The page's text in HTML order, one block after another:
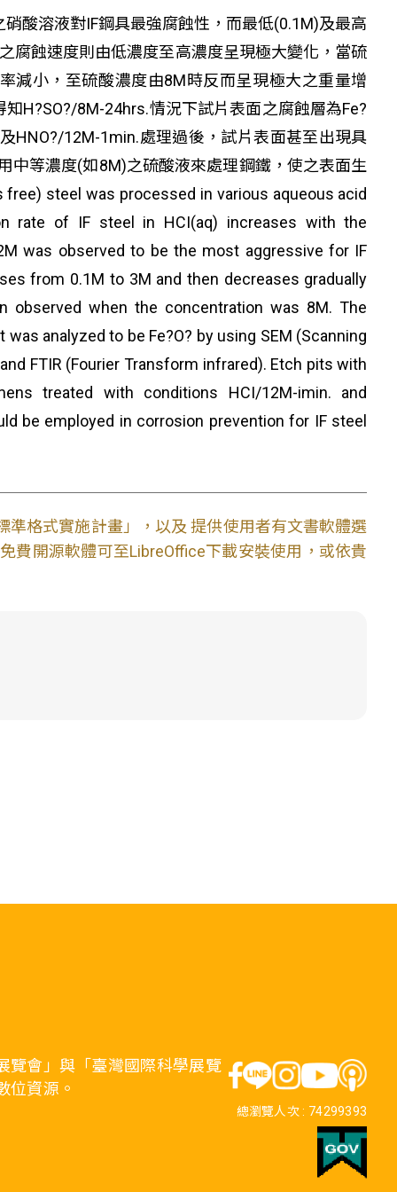
酸溶液對IF鋼具最強腐蝕性，而最低(0.1M)及最高
腐蝕速度則由低濃度至高濃度呈現極大變化，當硫
減小，至硫酸濃度由8M時反而呈現極大之重量增
H?SO?/8M-24hrs.情況下試片表面之腐蝕層為Fe?
HNO?/12M-1min.處理過後，試片表面甚至出現具
中等濃度(如8M)之硫酸液來處理鋼鐵，使之表面生
steel was processed in various aqueous acid
rate of IF steel in HCI(aq) increases with the
was observed to be the most aggressive for IF
from 0.1M to 3M and then decreases gradually
observed when the concentration was 8M. The
analyzed to be Fe?O? by using SEM (Scanning
FTIR (Fourier Transform infrared). Etch pits with
treated with conditions HCI/12M-imin. and
be employed in corrosion prevention for IF steel
準格式實施計畫」，以及 提供使用者有文書軟體選
費開源軟體可至LibreOffice下載安裝使用，或依貴
覽會」與「臺灣國際科學展覽
位資源。
總瀏覽人次 : 74299393